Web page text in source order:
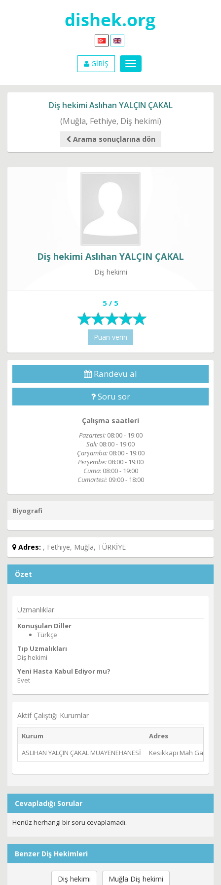
GİRİŞ
Diş hekimi Aslıhan YALÇIN ÇAKAL
(Muğla, Fethiye, Diş hekimi)
Arama sonuçlarına dön
Diş hekimi Aslıhan YALÇIN ÇAKAL
Diş hekimi
5 / 5
Puan verin
Randevu al
Soru sor
Çalışma saatleri
Pazartesi: 08:00 - 19:00
Salı: 08:00 - 19:00
Çarşamba: 08:00 - 19:00
Perşembe: 08:00 - 19:00
Cuma: 08:00 - 19:00
Cumartesi: 09:00 - 18:00
Biyografi
Adres: , Fethiye, Muğla, TÜRKİYE
Özet
Uzmanlıklar
Konuşulan Diller
Türkçe
Tıp Uzmalıkları
Diş hekimi
Yeni Hasta Kabul Ediyor mu?
Evet
Aktif Çalıştığı Kurumlar
Kurum
Adres
ASLIHAN YALÇIN ÇAKAL MUAYENEHANESİ
Kesikkapı Mah Gaffar
Cevapladığı Sorular
Henüz herhangi bir soru cevaplamadı.
Benzer Diş Hekimleri
Diş hekimi Muğla Diş hekimi